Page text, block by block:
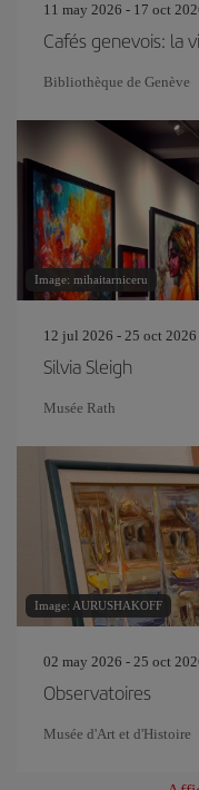
11 may 2026 - 17 oct
Cafés genevois: la
Bibliothèque de Genève
Image: mihaitarniceru
12 jul 2026 - 25 oct 2026
Silvia Sleigh
Musée Rath
Image: AURUSHAKOFF
02 may 2026 - 25 oct
Observatoires
Musée d'Art et d'Histoire